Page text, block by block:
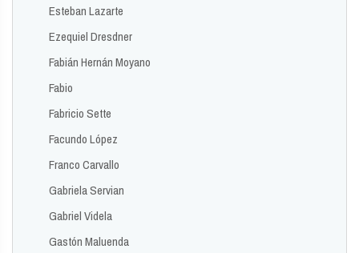
Esteban Lazarte
Ezequiel Dresdner
Fabián Hernán Moyano
Fabio
Fabricio Sette
Facundo López
Franco Carvallo
Gabriela Servian
Gabriel Videla
Gastón Maluenda